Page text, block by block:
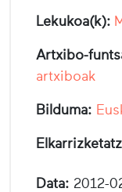
Lekukoa(k):
Artxibo-
artxiboak
Bilduma:
Data: 2012-